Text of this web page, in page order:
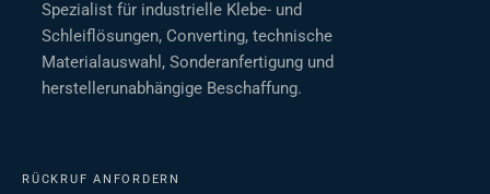
Spezialist für industrielle Klebe- und
Schleiflösungen, Converting, technische
Materialauswahl, Sonderanfertigung und
herstellerunabhängige Beschaffung.
RÜCKRUF ANFORDERN